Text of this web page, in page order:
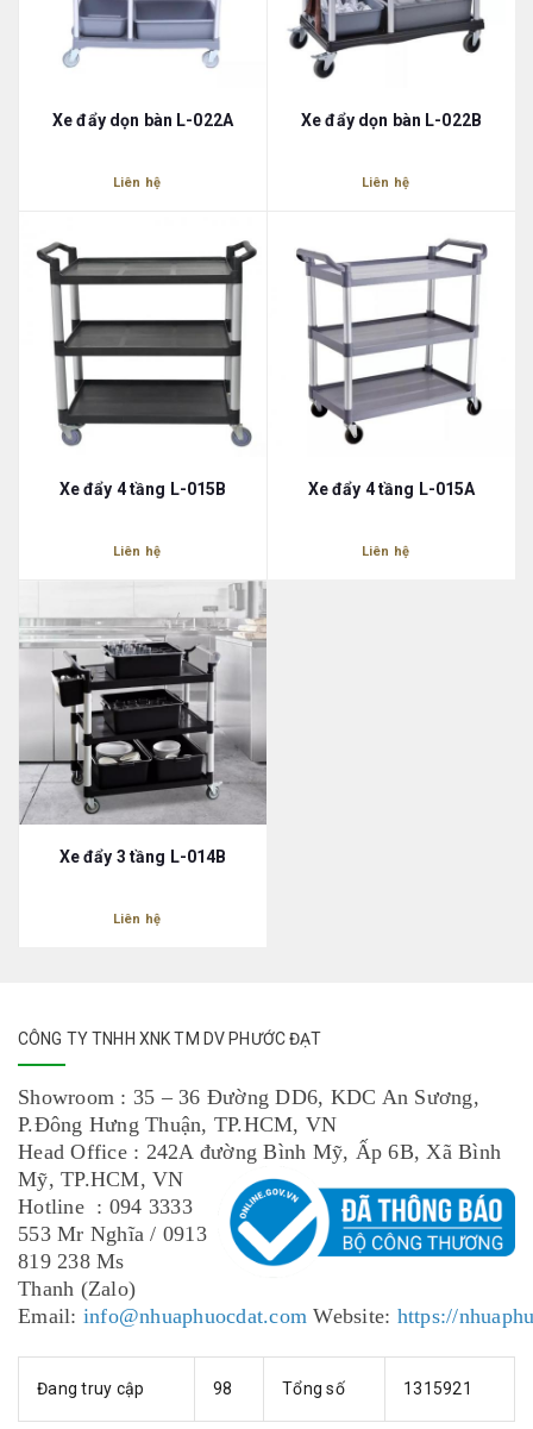
Xe đẩy dọn bàn L-022A
Liên hệ
Xe đẩy dọn bàn L-022B
Liên hệ
Xe đẩy 4 tầng L-015B
Liên hệ
Xe đẩy 4 tầng L-015A
Liên hệ
Xe đẩy 3 tầng L-014B
Liên hệ
CÔNG TY TNHH XNK TM DV PHƯỚC ĐẠT
Showroom : 35 – 36 Đường DD6, KDC An Sương,
P.Đông Hưng Thuận, TP.HCM, VN
Head Office : 242A đường Bình Mỹ, Ấp 6B, Xã Bình
Mỹ, TP.HCM, VN
Hotline : 094 3333
553 Mr Nghĩa / 0913
819 238 Ms
Thanh (Zalo)
Email: info@nhuaphuocdat.comWebsite: https://
Đang truy cập 98 Tổng số 1315921